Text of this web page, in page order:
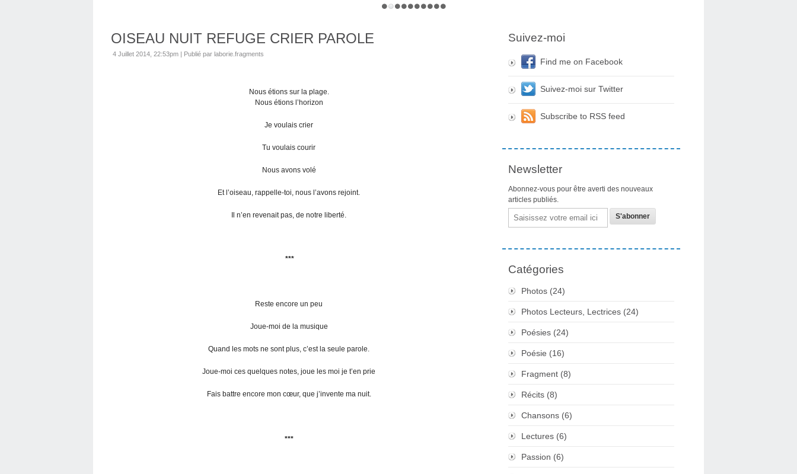
OISEAU NUIT REFUGE CRIER PAROLE
4 Juillet 2014, 22:53pm | Publié par laborie.fragments
Nous étions sur la plage.
Nous étions l’horizon
Je voulais crier
Tu voulais courir
Nous avons volé
Et l’oiseau, rappelle-toi, nous l’avons rejoint.
Il n’en revenait pas, de notre liberté.
***
Reste encore un peu
Joue-moi de la musique
Quand les mots ne sont plus, c’est la seule parole.
Joue-moi ces quelques notes, joue les moi je t’en prie
Fais battre encore mon cœur, que j’invente ma nuit.
***
Suivez-moi
Find me on Facebook
Suivez-moi sur Twitter
Subscribe to RSS feed
Newsletter
Abonnez-vous pour être averti des nouveaux
articles publiés.
Email
Catégories
Photos (24)
Photos Lecteurs, Lectrices (24)
Poésies (24)
Poésie (16)
Fragment (8)
Récits (8)
Chansons (6)
Lectures (6)
Passion (6)